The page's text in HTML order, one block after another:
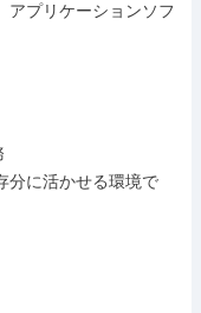
アプリケーションソフ
分に活かせる環境で